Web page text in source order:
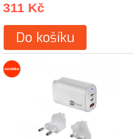
311 Kč
Do košíku